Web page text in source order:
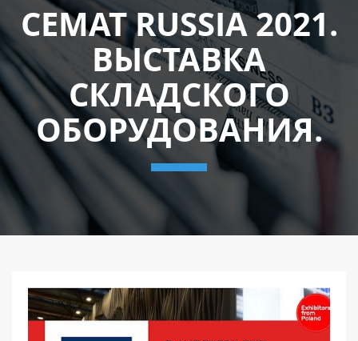
CEMAT RUSSIA 2021.
ВЫСТАВКА
СКЛАДСКОГО
ОБОРУДОВАНИЯ.